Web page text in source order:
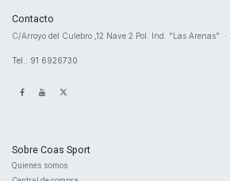
Contacto
​C/Arroyo del Culebro ,12 Nave 2 ​Pol. Ind. "Las Arenas"
Tel.: 91 6926730
Sobre Coas Sport
Quienes ​somos